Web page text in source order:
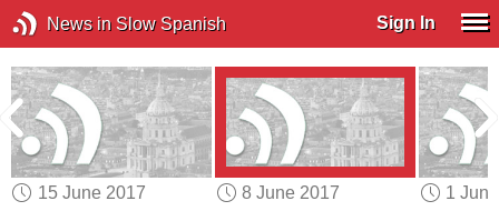
News in Slow Spanish Sign In
15 June 2017
8 June 2017
1